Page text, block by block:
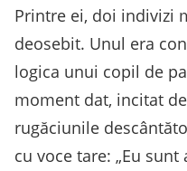
Printre ei, doi indivizi
deosebit. Unul era
logica unui copil de
moment dat, incitat
rugăciunile
cu voce tare: „Eu